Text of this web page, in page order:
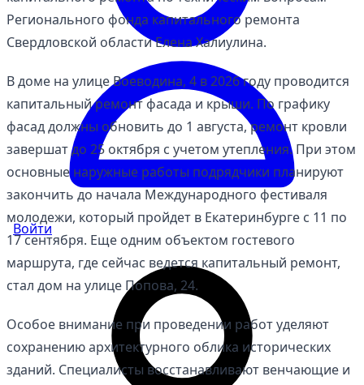
Войти
Регионального фонда капитального ремонта
Свердловской области Елена Халиулина.
В доме на улице Воеводина, 4 в 2026 году проводится
капитальный ремонт фасада и крыши. По графику
фасад должны обновить до 1 августа, ремонт кровли
завершат до 25 октября с учетом утепления. При этом
основные наружные работы подрядчики планируют
закончить до начала Международного фестиваля
молодежи, который пройдет в Екатеринбурге с 11 по
17 сентября. Еще одним объектом гостевого
маршрута, где сейчас ведется капитальный ремонт,
стал дом на улице Попова, 24.
Особое внимание при проведении работ уделяют
сохранению архитектурного облика исторических
зданий. Специалисты восстанавливают венчающие и